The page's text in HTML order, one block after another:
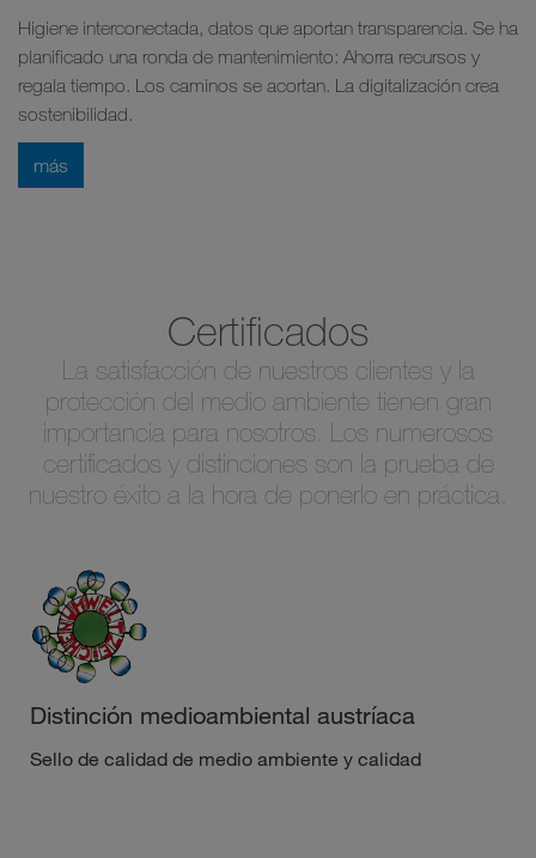
Higiene interconectada, datos que aportan transparencia. Se ha
planificado una ronda de mantenimiento: Ahorra recursos y
regala tiempo. Los caminos se acortan. La digitalización crea
sostenibilidad.
más
Certificados
La satisfacción de nuestros clientes y la
protección del medio ambiente tienen gran
importancia para nosotros. Los numerosos
certificados y distinciones son la prueba de
nuestro éxito a la hora de ponerlo en práctica.
Distinción medioambiental austríaca
Sello de calidad de medio ambiente y calidad